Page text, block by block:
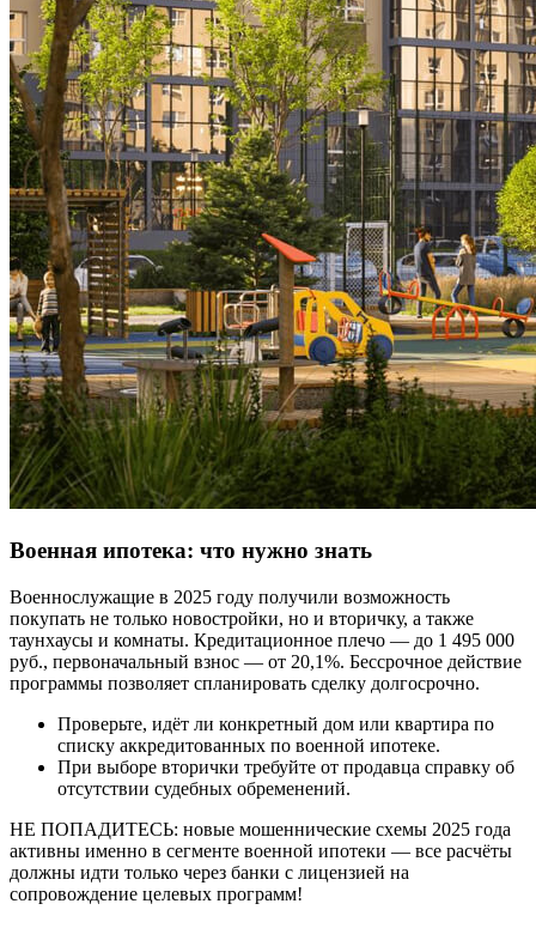
Военная ипотека: что нужно знать
Военнослужащие в 2025 году получили возможность
покупать не только новостройки, но и вторичку, а также
таунхаусы и комнаты. Кредитационное плечо — до 1 495 000
руб., первоначальный взнос — от 20,1%. Бессрочное действие
программы позволяет спланировать сделку долгосрочно.
Проверьте, идёт ли конкретный дом или квартира по
списку аккредитованных по военной ипотеке.
При выборе вторички требуйте от продавца справку об
отсутствии судебных обременений.
НЕ ПОПАДИТЕСЬ: новые мошеннические схемы 2025 года
активны именно в сегменте военной ипотеки — все расчёты
должны идти только через банки с лицензией на
сопровождение целевых программ!